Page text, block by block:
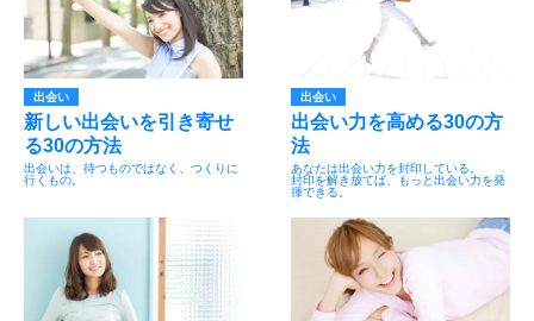
出会い
新しい出会いを引き寄せ
る30の方法
出会いは、待つものではなく、つくりに
行くもの。
出会い
出会い力を高める30の方
法
あなたは出会い力を封印している。
封印を解き放てば、もっと出会い力を発
揮できる。